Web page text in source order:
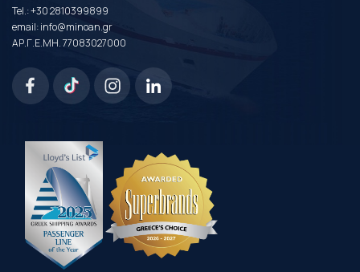
Tel.:+30 2810399899
email:info@minoan.gr
ΑΡ.Γ.Ε.ΜΗ. 77083027000